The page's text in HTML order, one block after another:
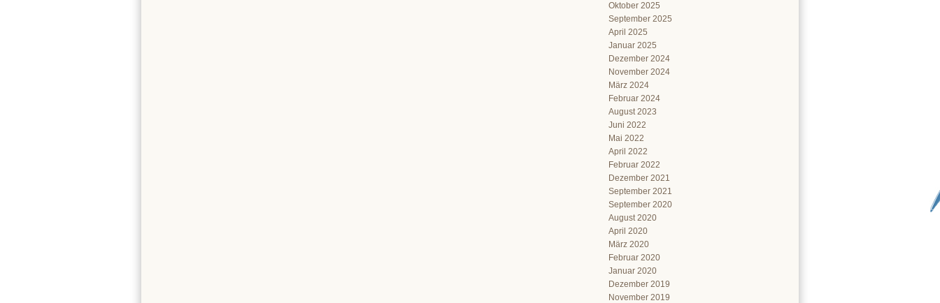
Oktober 2025
September 2025
April 2025
Januar 2025
Dezember 2024
November 2024
März 2024
Februar 2024
August 2023
Juni 2022
Mai 2022
April 2022
Februar 2022
Dezember 2021
September 2021
September 2020
August 2020
April 2020
März 2020
Februar 2020
Januar 2020
Dezember 2019
November 2019